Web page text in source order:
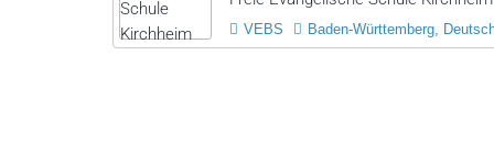
VEBS Baden-Württemberg,